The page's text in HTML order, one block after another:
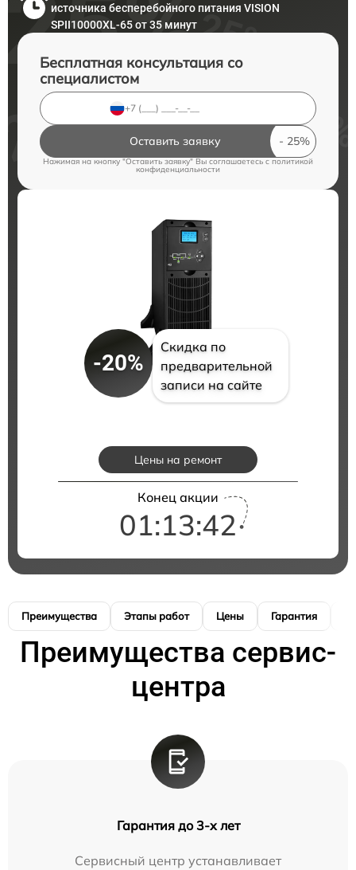
источника бесперебойного питания VISION
SPII10000XL-65 от 35 минут
Бесплатная консультация со
специалистом
Оставить заявку
Нажимая на кнопку "Оставить заявку" Вы соглашаетесь cполитикой
конфиденциальности
-20%
Скидка по
предварительной
записи на сайте
Цены на ремонт
Конец акции
01:13:41
Преимущества Этапы работ Цены Гарантия
Преимущества сервис-
центра
Гарантия до 3-х лет
Сервисный центр устанавливает